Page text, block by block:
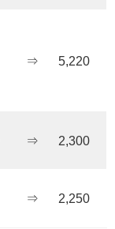
⇒ 5,220
⇒ 2,300
⇒ 2,250